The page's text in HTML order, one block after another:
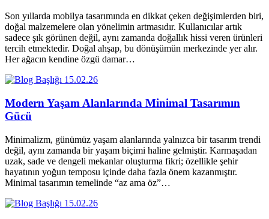
Son yıllarda mobilya tasarımında en dikkat çeken değişimlerden biri,
doğal malzemelere olan yönelimin artmasıdır. Kullanıcılar artık
sadece şık görünen değil, aynı zamanda doğallık hissi veren ürünleri
tercih etmektedir. Doğal ahşap, bu dönüşümün merkezinde yer alır.
Her ağacın kendine özgü damar…
15.02.26
Modern Yaşam Alanlarında Minimal Tasarımın
Gücü
Minimalizm, günümüz yaşam alanlarında yalnızca bir tasarım trendi
değil, aynı zamanda bir yaşam biçimi haline gelmiştir. Karmaşadan
uzak, sade ve dengeli mekanlar oluşturma fikri; özellikle şehir
hayatının yoğun temposu içinde daha fazla önem kazanmıştır.
Minimal tasarımın temelinde “az ama öz”…
15.02.26